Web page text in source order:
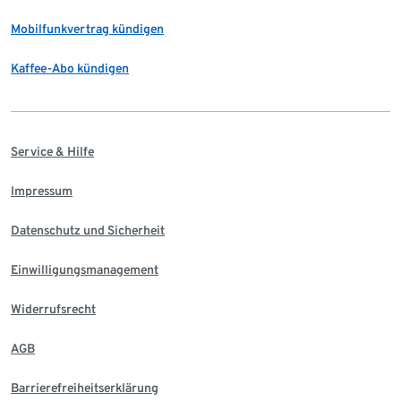
Mobilfunkvertrag kündigen
Kaffee-Abo kündigen
Service & Hilfe
Impressum
Datenschutz und Sicherheit
Einwilligungsmanagement
Widerrufsrecht
AGB
Barrierefreiheitserklärung